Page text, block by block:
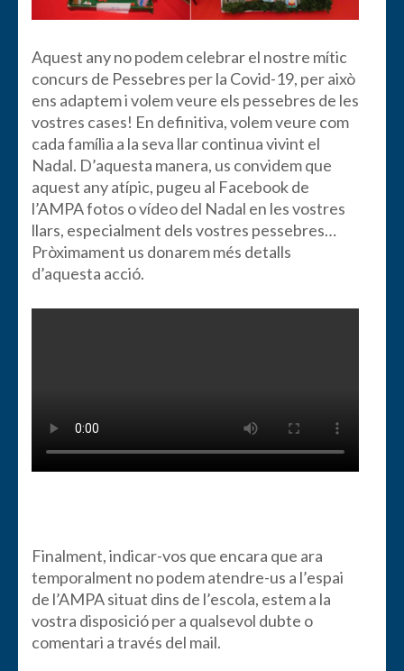
Aquest any no podem celebrar el nostre mític
concurs de Pessebres per la Covid-19, per això
ens adaptem i volem veure els pessebres de les
vostres cases! En definitiva, volem veure com
cada família a la seva llar continua vivint el
Nadal. D’aquesta manera, us convidem que
aquest any atípic, pugeu al Facebook de
l’AMPA fotos o vídeo del Nadal en les vostres
llars, especialment dels vostres pessebres…
Pròximament us donarem més detalls
d’aquesta acció.
Finalment, indicar-vos que encara que ara
temporalment no podem atendre-us a l’espai
de l’AMPA situat dins de l’escola, estem a la
vostra disposició per a qualsevol dubte o
comentari a través del mail.